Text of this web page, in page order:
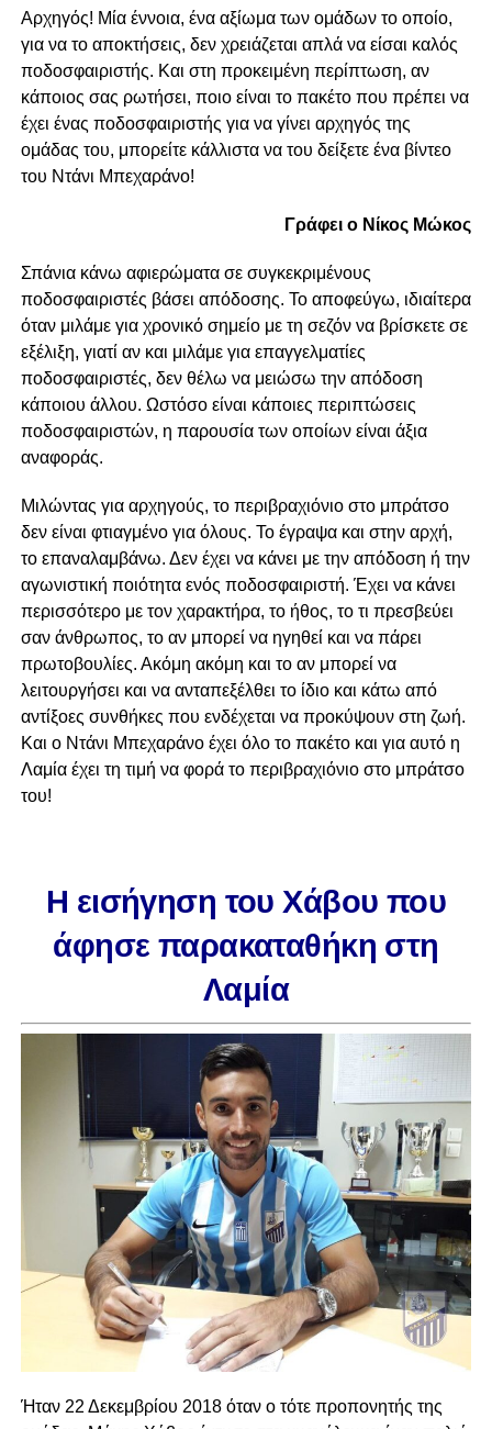
Αρχηγός! Μία έννοια, ένα αξίωμα των ομάδων το οποίο,
για να το αποκτήσεις, δεν χρειάζεται απλά να είσαι καλός
ποδοσφαιριστής. Και στη προκειμένη περίπτωση, αν
κάποιος σας ρωτήσει, ποιο είναι το πακέτο που πρέπει να
έχει ένας ποδοσφαιριστής για να γίνει αρχηγός της
ομάδας του, μπορείτε κάλλιστα να του δείξετε ένα βίντεο
του Ντάνι Μπεχαράνο!
Γράφει ο Νίκος Μώκος
Σπάνια κάνω αφιερώματα σε συγκεκριμένους
ποδοσφαιριστές βάσει απόδοσης. Το αποφεύγω, ιδιαίτερα
όταν μιλάμε για χρονικό σημείο με τη σεζόν να βρίσκετε σε
εξέλιξη, γιατί αν και μιλάμε για επαγγελματίες
ποδοσφαιριστές, δεν θέλω να μειώσω την απόδοση
κάποιου άλλου. Ωστόσο είναι κάποιες περιπτώσεις
ποδοσφαιριστών, η παρουσία των οποίων είναι άξια
αναφοράς.
Μιλώντας για αρχηγούς, το περιβραχιόνιο στο μπράτσο
δεν είναι φτιαγμένο για όλους. Το έγραψα και στην αρχή,
το επαναλαμβάνω. Δεν έχει να κάνει με την απόδοση ή την
αγωνιστική ποιότητα ενός ποδοσφαιριστή. Έχει να κάνει
περισσότερο με τον χαρακτήρα, το ήθος, το τι πρεσβεύει
σαν άνθρωπος, το αν μπορεί να ηγηθεί και να πάρει
πρωτοβουλίες. Ακόμη ακόμη και το αν μπορεί να
λειτουργήσει και να ανταπεξέλθει το ίδιο και κάτω από
αντίξοες συνθήκες που ενδέχεται να προκύψουν στη ζωή.
Και ο Ντάνι Μπεχαράνο έχει όλο το πακέτο και για αυτό η
Λαμία έχει τη τιμή να φορά το περιβραχιόνιο στο μπράτσο
του!
Η εισήγηση του Χάβου που
άφησε παρακαταθήκη στη
Λαμία
Ήταν 22 Δεκεμβρίου 2018 όταν ο τότε προπονητής της